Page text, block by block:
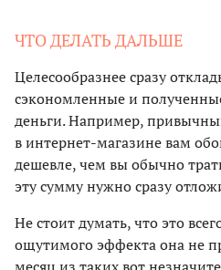
ЧТО ДЕЛАТЬ ДАЛЬШЕ
Целесообразнее сразу
сэкономленные и
деньги. Например,
в интернет-магазине вам
дешевле, чем вы обычно
эту сумму нужно сразу
Не стоит думать, что это
ощутимого эффекта она не